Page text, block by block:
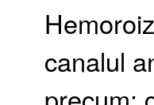
canalul